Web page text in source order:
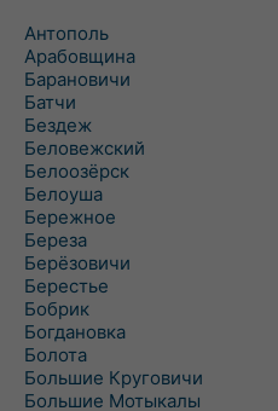
Антополь
Арабовщина
Барановичи
Батчи
Бездеж
Беловежский
Белоозёрск
Белоуша
Бережное
Береза
Берёзовичи
Берестье
Бобрик
Богдановка
Болота
Большие Круговичи
Большие Мотыкалы